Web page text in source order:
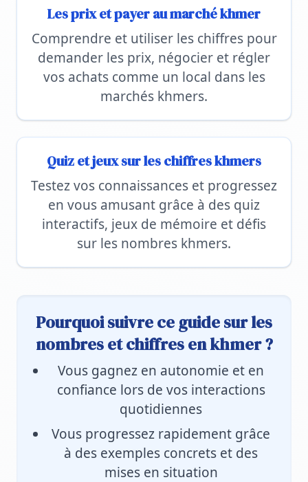
Les prix et payer au marché khmer
Comprendre et utiliser les chiffres pour
demander les prix, négocier et régler
vos achats comme un local dans les
marchés khmers.
Quiz et jeux sur les chiffres khmers
Testez vos connaissances et progressez
en vous amusant grâce à des quiz
interactifs, jeux de mémoire et défis
sur les nombres khmers.
Pourquoi suivre ce guide sur les
nombres et chiffres en khmer ?
Vous gagnez en autonomie et en
confiance lors de vos interactions
quotidiennes
Vous progressez rapidement grâce
à des exemples concrets et des
mises en situation